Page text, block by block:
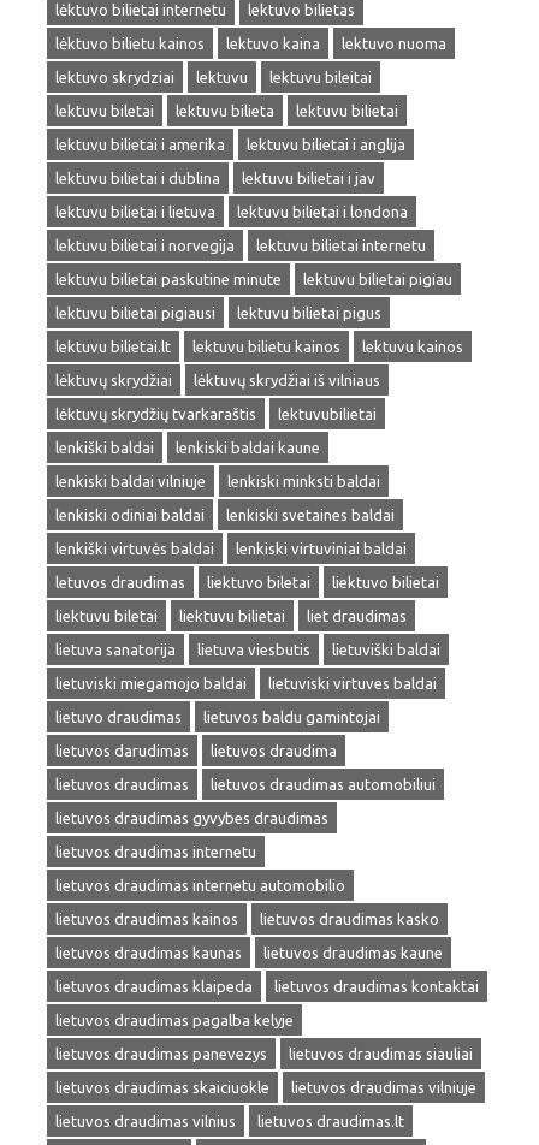
lėktuvo bilietai internetu
lektuvo bilietas
lėktuvo bilietu kainos
lektuvo kaina
lektuvo nuoma
lektuvo skrydziai
lektuvu
lektuvu bileitai
lektuvu biletai
lektuvu bilieta
lektuvu bilietai
lektuvu bilietai i amerika
lektuvu bilietai i anglija
lektuvu bilietai i dublina
lektuvu bilietai i jav
lektuvu bilietai i lietuva
lektuvu bilietai i londona
lektuvu bilietai i norvegija
lektuvu bilietai internetu
lektuvu bilietai paskutine minute
lektuvu bilietai pigiau
lektuvu bilietai pigiausi
lektuvu bilietai pigus
lektuvu bilietai.lt
lektuvu bilietu kainos
lektuvu kainos
lėktuvų skrydžiai
lėktuvų skrydžiai iš vilniaus
lėktuvų skrydžių tvarkaraštis
lektuvubilietai
lenkiški baldai
lenkiski baldai kaune
lenkiski baldai vilniuje
lenkiski minksti baldai
lenkiski odiniai baldai
lenkiski svetaines baldai
lenkiški virtuvės baldai
lenkiski virtuviniai baldai
letuvos draudimas
liektuvo biletai
liektuvo bilietai
liektuvu biletai
liektuvu bilietai
liet draudimas
lietuva sanatorija
lietuva viesbutis
lietuviški baldai
lietuviski miegamojo baldai
lietuviski virtuves baldai
lietuvo draudimas
lietuvos baldu gamintojai
lietuvos darudimas
lietuvos draudima
lietuvos draudimas
lietuvos draudimas automobiliui
lietuvos draudimas gyvybes draudimas
lietuvos draudimas internetu
lietuvos draudimas internetu automobilio
lietuvos draudimas kainos
lietuvos draudimas kasko
lietuvos draudimas kaunas
lietuvos draudimas kaune
lietuvos draudimas klaipeda
lietuvos draudimas kontaktai
lietuvos draudimas pagalba kelyje
lietuvos draudimas panevezys
lietuvos draudimas siauliai
lietuvos draudimas skaiciuokle
lietuvos draudimas vilniuje
lietuvos draudimas vilnius
lietuvos draudimas.lt